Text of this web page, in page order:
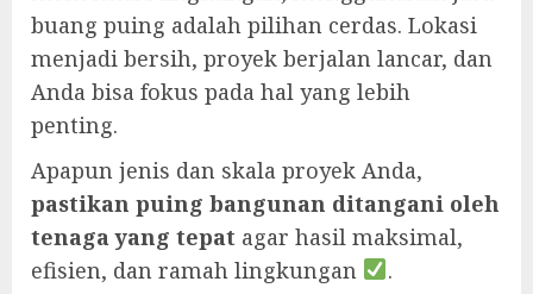
buang puing adalah pilihan cerdas. Lokasi
menjadi bersih, proyek berjalan lancar, dan
Anda bisa fokus pada hal yang lebih
penting.
Apapun jenis dan skala proyek Anda,
pastikan puing bangunan ditangani oleh
tenaga yang tepat agar hasil maksimal,
efisien, dan ramah lingkungan
.